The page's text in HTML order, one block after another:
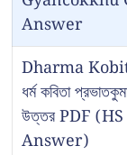
Answer
Dharma
ধর্ম কবিতা
উত্তর PDF
Answer)